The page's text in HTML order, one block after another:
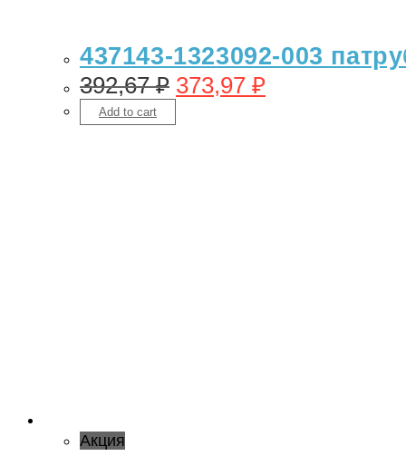
437143-1323092-003
392,67₽ 373,97 ₽
Add to cart
Акция